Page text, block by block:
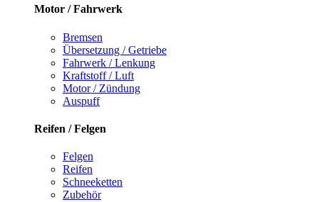
Motor / Fahrwerk
Bremsen
Übersetzung / Getriebe
Fahrwerk / Lenkung
Kraftstoff / Luft
Motor / Zündung
Auspuff
Reifen / Felgen
Felgen
Reifen
Schneeketten
Zubehör